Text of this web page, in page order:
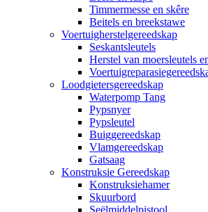
Timmermesse en skêre
Beitels en breekstawe
Voertuigherstelgereedskap
Seskantsleutels
Herstel van moersleutels
Loodgietersgereedskap
Waterpomp Tang
Pypsnyer
Pypsleutel
Buiggereedskap
Vlamgereedskap
Gatsaag
Konstruksie Gereedskap
Konstruksiehamer
Skuurbord
Seëlmiddelpistool